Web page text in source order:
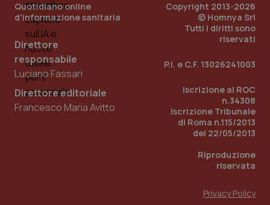
Quotidiano online
d'informazione sanitaria
Direttore
responsabile
Luciano Fassari
Direttore editoriale
Francesco Maria Avitto
Copyright 2013-2026
© Homnya Srl
Tutti i diritti sono
riservati
P.I. e C.F. 13026241003
Iscrizione al ROC
n.34308
Iscrizione Tribunale
di Roma n.115/2013
del 22/05/2013
Riproduzione
riservata
Privacy Policy
tracking-sites-ironfish-
session-id
www.quotidianosanita.it
2
.quotidianosanita.it
mese